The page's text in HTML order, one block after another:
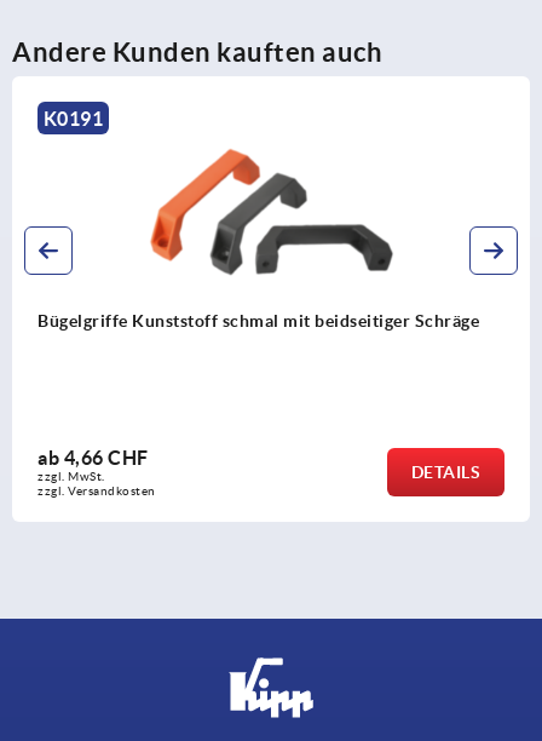
Andere Kunden kauften auch
Kunststoff schmal mit beidseitiger Schräge
1,77
zzgl. MwSt.
zzgl.